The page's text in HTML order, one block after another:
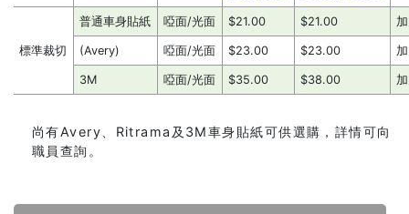
標準裁切
普通車身貼紙 啞面/光面 $21.00 $21.00
(Avery) 啞面/光面 $23.00 $23.00
3M 啞面/光面 $35.00 $38.00
尚有Avery、Ritrama及3M車身貼紙可供選購，詳情可向
職員查詢。